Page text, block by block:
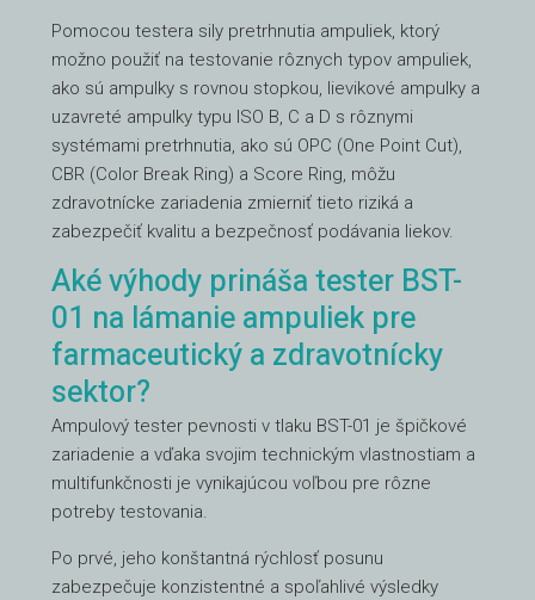
Pomocou testera sily pretrhnutia ampuliek, ktorý
možno použiť na testovanie rôznych typov ampuliek,
ako sú ampulky s rovnou stopkou, lievikové ampulky a
uzavreté ampulky typu ISO B, C a D s rôznymi
systémami pretrhnutia, ako sú OPC (One Point Cut),
CBR (Color Break Ring) a Score Ring, môžu
zdravotnícke zariadenia zmierniť tieto riziká a
zabezpečiť kvalitu a bezpečnosť podávania liekov.
Aké výhody prináša tester BST-
01 na lámanie ampuliek pre
farmaceutický a zdravotnícky
sektor?
Ampulový tester pevnosti v tlaku BST-01 je špičkové
zariadenie a vďaka svojim technickým vlastnostiam a
multifunkčnosti je vynikajúcou voľbou pre rôzne
potreby testovania.
Po prvé, jeho konštantná rýchlosť posunu
zabezpečuje konzistentné a spoľahlivé výsledky